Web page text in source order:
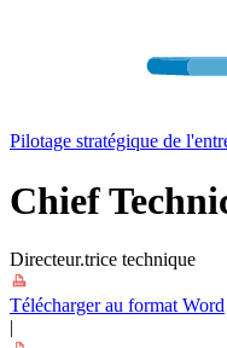
Pilotage stratégique de
Chief
Directeur.trice technique
Télécharger au format Word
|